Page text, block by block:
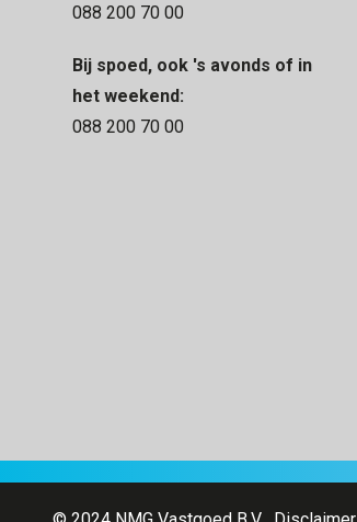
088 200 70 00
Bij spoed, ook 's avonds of in
het weekend:
088 200 70 00